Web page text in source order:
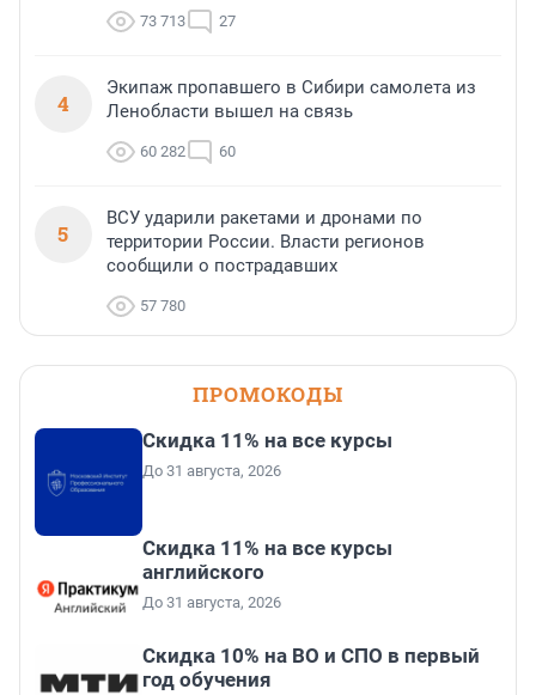
73 713 27
4
Экипаж пропавшего в Сибири самолета из
Ленобласти вышел на связь
60 282 60
5
ВСУ ударили ракетами и дронами по
территории России. Власти регионов
сообщили о пострадавших
57 780
ПРОМОКОДЫ
Скидка 11% на все курсы
До 31 августа, 2026
Скидка 11% на все курсы
английского
До 31 августа, 2026
Скидка 10% на ВО и СПО в первый
год обучения